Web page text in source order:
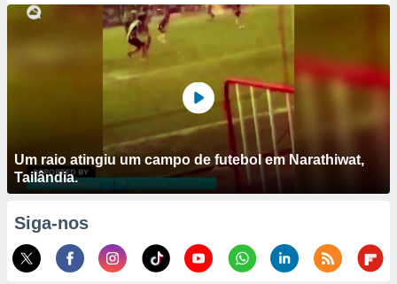
Um raio atingiu um campo de futebol em Narathiwat,
Tailândia.
Siga-nos